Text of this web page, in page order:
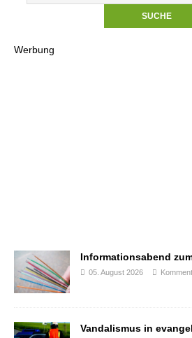
Werbung
Informationsabend
05. August 2026
Vandalismus in